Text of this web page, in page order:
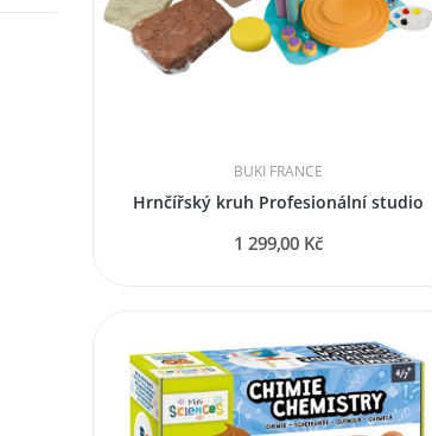
BUKI FRANCE
Hrnčířský kruh Profesionální studio
1 299,00 Kč